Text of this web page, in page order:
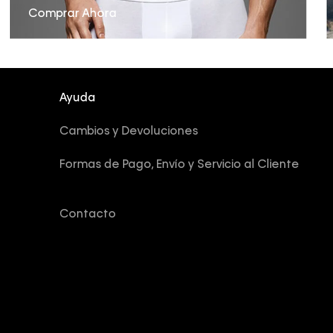
Comprar Ahora
Ayuda
Cambios y Devoluciones
Formas de Pago, Envío y Servicio al Cliente
Contacto